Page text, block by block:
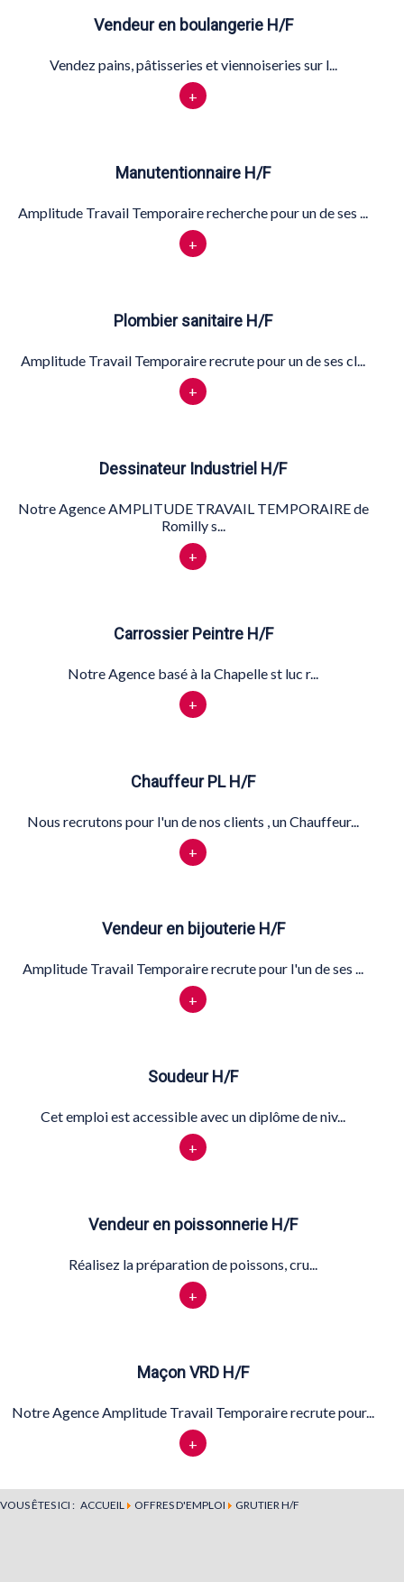
Vendeur en boulangerie H/F
Vendez pains, pâtisseries et viennoiseries sur l...
+
Manutentionnaire H/F
Amplitude Travail Temporaire recherche pour un de ses ...
+
Plombier sanitaire H/F
Amplitude Travail Temporaire recrute pour un de ses cl...
+
Dessinateur Industriel H/F
Notre Agence AMPLITUDE TRAVAIL TEMPORAIRE de
Romilly s...
+
Carrossier Peintre H/F
Notre Agence basé à la Chapelle st luc r...
+
Chauffeur PL H/F
Nous recrutons pour l'un de nos clients , un Chauffeur...
+
Vendeur en bijouterie H/F
Amplitude Travail Temporaire recrute pour l'un de ses ...
+
Soudeur H/F
Cet emploi est accessible avec un diplôme de niv...
+
Vendeur en poissonnerie H/F
Réalisez la préparation de poissons, cru...
+
Maçon VRD H/F
Notre Agence Amplitude Travail Temporaire recrute pour...
+
VOUS ÊTES ICI : ACCUEIL OFFRES D'EMPLOI GRUTIER H/F